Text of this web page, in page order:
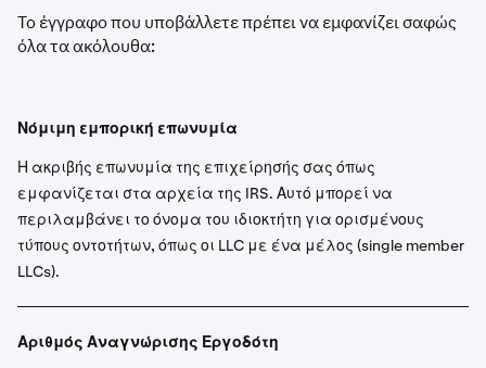
Το έγγραφο που υποβάλλετε πρέπει να εμφανίζει σαφώς
όλα τα ακόλουθα:
Νόμιμη εμπορική επωνυμία
Η ακριβής επωνυμία της επιχείρησής σας όπως
εμφανίζεται στα αρχεία της IRS. Αυτό μπορεί να
περιλαμβάνει το όνομα του ιδιοκτήτη για ορισμένους
τύπους οντοτήτων, όπως οι LLC με ένα μέλος (single member
LLCs).
Αριθμός Αναγνώρισης Εργοδότη